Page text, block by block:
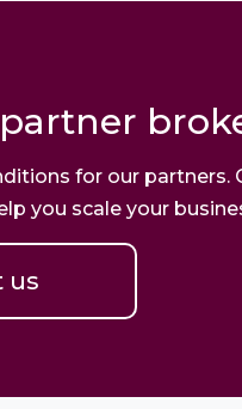
for our partners.
you scale your
us